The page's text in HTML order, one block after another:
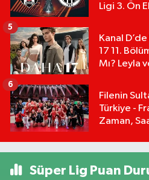
Ligi 3. Ön
Kanal
17 11.
Mı? Leyla
5
Filenin
Türkiye -
Zaman,
6
Süper Lig Puan